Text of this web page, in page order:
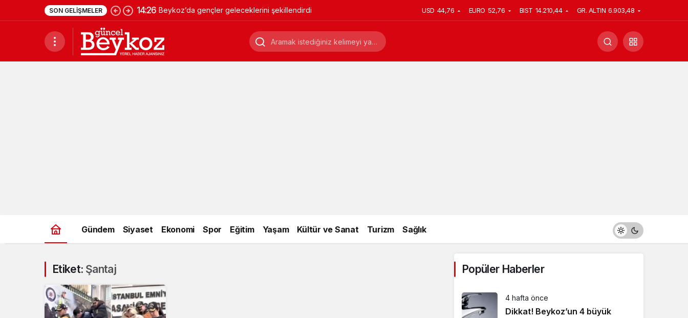
SON GELIŞMELER 14:26 Beykoz’da gençler geleceklerini şekillendirdi USD 44,76 EURO 52,76 BIST 14.210,44 GR. ALTIN 6.903,48
Gündem Siyaset Ekonomi Spor Eğitim Yaşam Kültür ve Sanat Turizm Sağlık
Etiket: Şantaj Popüler Haberler
4 hafta önce
Dikkat! Beykoz’un 4 büyük